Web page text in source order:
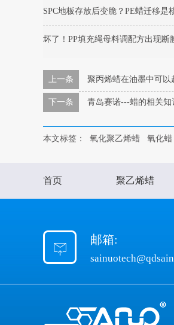
SPC地板存放后变脆？PE蜡迁移是
坏了！PP填充绳母料调配方出现断
上一条 聚丙烯蜡在油墨中可以
下一条 青岛赛诺---蜡的相关知
本文标签： 氧化聚乙烯蜡 氧化蜡
首页 聚乙烯蜡
邮箱: